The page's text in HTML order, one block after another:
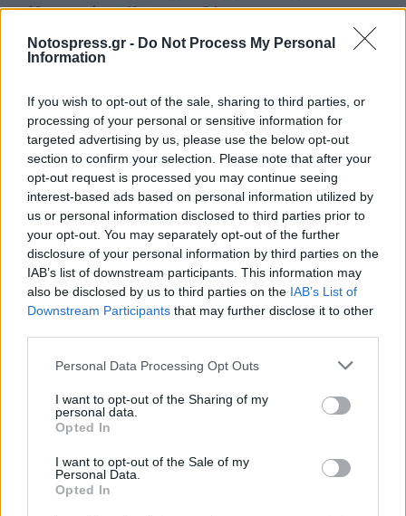
Notospress.gr - Do Not Process My Personal
Information
If you wish to opt-out of the sale, sharing to third parties, or
processing of your personal or sensitive information for
targeted advertising by us, please use the below opt-out
section to confirm your selection. Please note that after your
opt-out request is processed you may continue seeing
interest-based ads based on personal information utilized by
us or personal information disclosed to third parties prior to
your opt-out. You may separately opt-out of the further
disclosure of your personal information by third parties on the
IAB’s list of downstream participants. This information may
also be disclosed by us to third parties on the IAB’s List of
Downstream Participants that may further disclose it to other
Personal Data Processing Opt Outs
I want to opt-out of the Sharing of my
personal data.
Opted In
I want to opt-out of the Sale of my
Personal Data.
Opted In
μάθετε πρώτοιόλες τις ειδήσεις
ΣΠΑΡΤΗ
ΔΗΜΟΣ ΣΠΑΡΤΗΣ
ΑΥΤΟΔΙΟΙΚΗΣΗ
ΠΑΝΑΓΙΩΤΗΣ ΤΡΙΤΑΚΗΣ